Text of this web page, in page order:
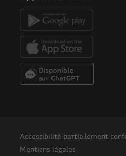
Plan du site
Nous contacter
Lanceur d'alerte
Données personnelles
Cookies